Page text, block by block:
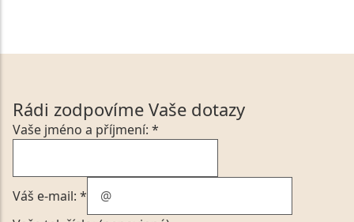
Rádi zodpovíme Vaše dotazy
Vaše jméno a příjmení: *
Váš e-mail: *